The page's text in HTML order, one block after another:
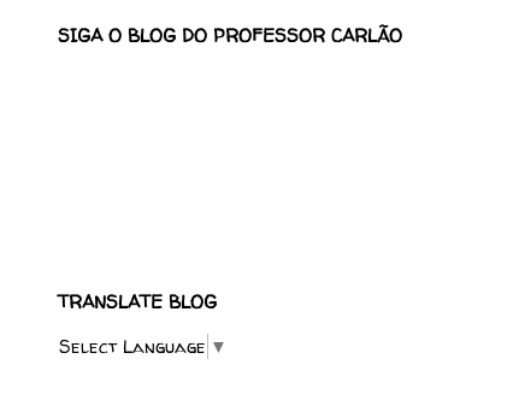
SIGA O BLOG DO PROFESSOR CARLÃO
TRANSLATE BLOG
Select Language ▼